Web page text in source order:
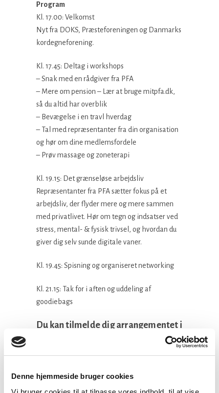
Denne hjemmeside bruger cookies
Program
Kl. 17.00: Velkomst
Nyt fra DOKS, Præsteforeningen og Danmarks
kordegneforening.
Kl. 17.45: Deltag i workshops
– Snak med en rådgiver fra PFA
– Mere om pension – Lær at bruge mitpfa.dk,
så du altid har overblik
– Bevægelse i en travl hverdag
– Tal med repræsentanter fra din organisation
og hør om dine medlemsfordele
– Prøv massage og zoneterapi
Kl. 19.15: Det grænseløse arbejdsliv
Repræsentanter fra PFA sætter fokus på et
arbejdsliv, der flyder mere og mere sammen
med privatlivet. Hør om tegn og indsatser ved
stress, mental- & fysisk trivsel, og hvordan du
giver dig selv sunde digitale vaner.
Kl. 19.45: Spisning og organiseret networking
Kl. 21.15: Tak for i aften og uddeling af
goodiebags
Du kan tilmelde dig arrangementet i
10, 8000 Aarhus C
29/8 – 2019 – Scandic Aalborg Øst –